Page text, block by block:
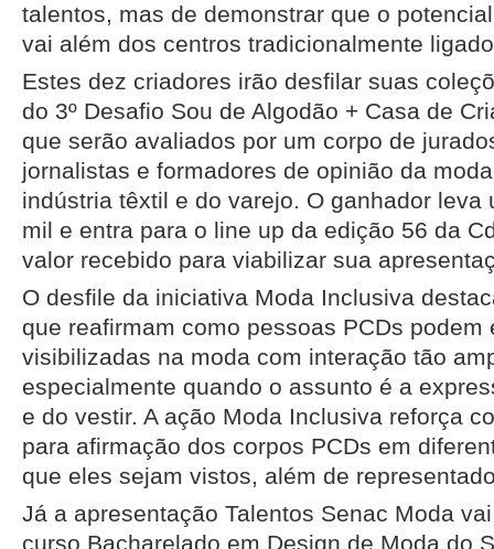
talentos, mas de demonstrar que o
vai além dos centros tradicionalmente
Estes dez criadores irão desfilar suas
do 3º Desafio Sou de Algodão + Casa de
que serão avaliados por um corpo de
jornalistas e formadores de opinião da
indústria têxtil e do varejo. O ganhador leva
mil e entra para o line up da edição 56 da
valor recebido para viabilizar sua
O desfile da iniciativa Moda Inclusiva
que reafirmam como pessoas PCDs podem
visibilizadas na moda com interação tão
especialmente quando o assunto é a
e do vestir. A ação Moda Inclusiva reforça
para afirmação dos corpos PCDs em
que eles sejam vistos, além de
Já a apresentação Talentos Senac Moda
curso Bacharelado em Design de Moda do